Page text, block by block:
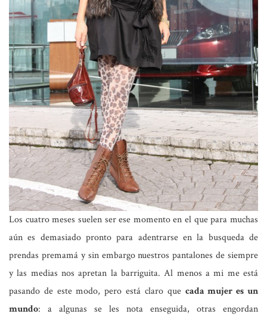
Los cuatro meses suelen ser ese momento en el que para muchas
aún es demasiado pronto para adentrarse en la busqueda de
prendas premamá y sin embargo nuestros pantalones de siempre
y las medias nos apretan la barriguita. Al menos a mi me está
pasando de este modo, pero está claro que cada mujer es un
mundo: a algunas se les nota enseguida, otras engordan